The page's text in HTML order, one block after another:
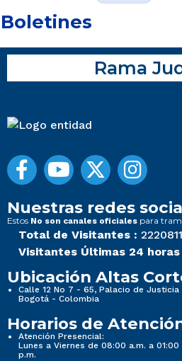
Boletines
Rama
Nuestras redes
Estos No son canales oficiales para
Total de Visitantes :
Visitantes Últimas 24 horas
Ubicación Altas
Calle 12 No 7 - 65, Palacio de Justicia
Bogotá - Colombia
Horarios de
Atención Presencial:
Lunes a Viernes de 08:00 a.m. a
p.m.